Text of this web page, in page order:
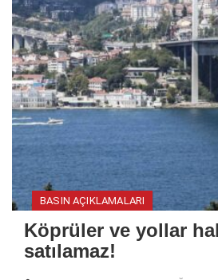
BASIN AÇIKLAMALARI
Köprüler ve yollar
satılamaz!